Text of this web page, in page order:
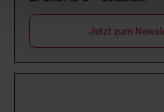
Jetzt zum